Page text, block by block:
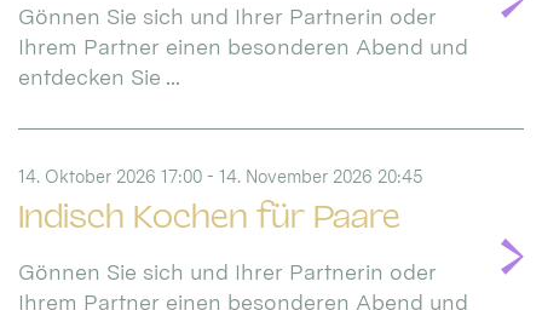
Gönnen Sie sich und Ihrer Partnerin oder
Ihrem Partner einen besonderen Abend und
entdecken Sie ...
Indisch Kochen für Paare
14. Oktober 2026 17:00 - 14. November 2026 20:45
Gönnen Sie sich und Ihrer Partnerin oder
Ihrem Partner einen besonderen Abend und